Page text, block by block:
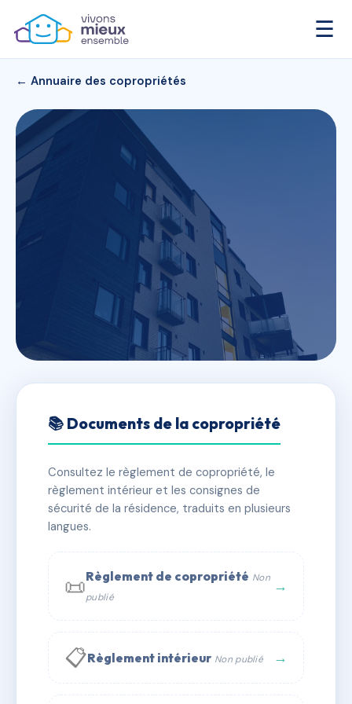
☰
← Annuaire des copropriétés
ELYSEE
✓ Immatriculée 🏠 45 lots 🏗 1 bâtiment(s)
📞 Contacter Syndic Digital
📚 Documents de la copropriété
Consultez le règlement de copropriété, le
règlement intérieur et les consignes de
sécurité de la résidence, traduits en plusieurs
langues.
📜Règlement de copropriété Non
publié
→
📋Règlement intérieur Non publié →